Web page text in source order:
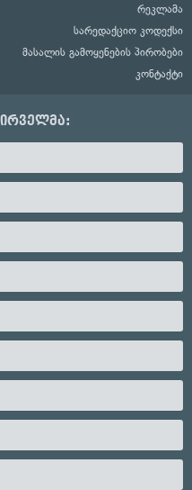
რეკლამა
სარედაქციო კოდექსი
მასალის გამოყენების პირობები
კონტაქტი